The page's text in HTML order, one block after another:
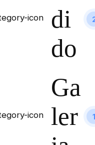
di
do
Ga
ler